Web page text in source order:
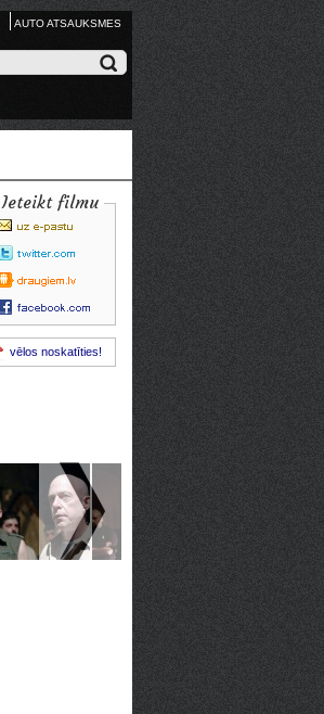
AUTO ATSAUKSMES
Ieteikt filmu
vēlos noskatīties!